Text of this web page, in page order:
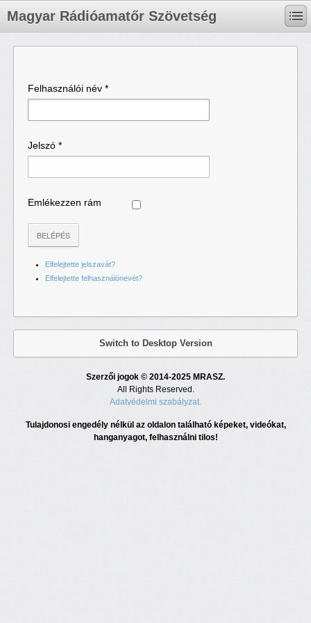
Magyar Rádióamatőr Szövetség
Felhasználói név *
Jelszó *
Emlékezzen rám
BELÉPÉS
Elfelejtette jelszavát?
Elfelejtette felhasználónevét?
Switch to Desktop Version
Szerzői jogok © 2014-2025 MRASZ.
All Rights Reserved.
Adatvédelmi szabályzat.
Tulajdonosi engedély nélkül az oldalon található képeket, videókat,
hanganyagot, felhasználni tilos!